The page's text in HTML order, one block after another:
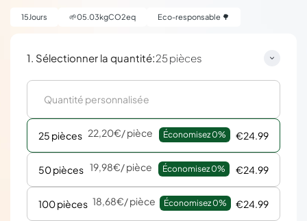
15 Jours 🌱05.03kgCO2eq Eco-responsable 🌳
1. Sélectionner la quantité:25 pièces
25 pièces 22,20€/ pièce Économisez 0% €24.99
50 pièces 19,98€/ pièce Économisez 0% €24.99
100 pièces 18,68€/ pièce Économisez 0% €24.99